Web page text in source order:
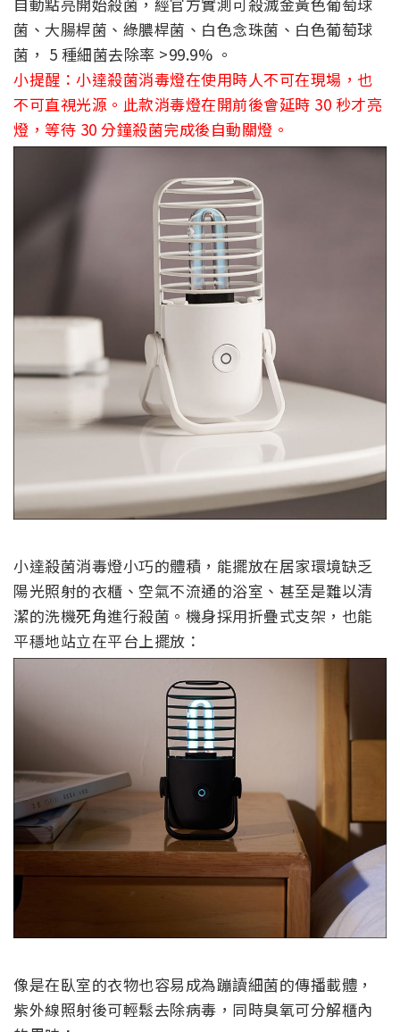
菌、大腸桿菌、綠膿桿菌、白色念珠菌、白色葡萄球
菌， 5 種細菌去除率 >99.9% 。
小提醒：小達殺菌消毒燈在使用時人不可在現場，也
不可直視光源。此款消毒燈在開前後會延時 30 秒才亮
燈，等待 30 分鐘殺菌完成後自動關燈。
小達殺菌消毒燈小巧的體積，能擺放在居家環境缺乏
陽光照射的衣櫃、空氣不流通的浴室、甚至是難以清
潔的洗機死角進行殺菌。機身採用折疊式支架，也能
平穩地站立在平台上擺放：
像是在臥室的衣物也容易成為蹦讀細菌的傳播載體，
紫外線照射後可輕鬆去除病毒，同時臭氧可分解櫃內